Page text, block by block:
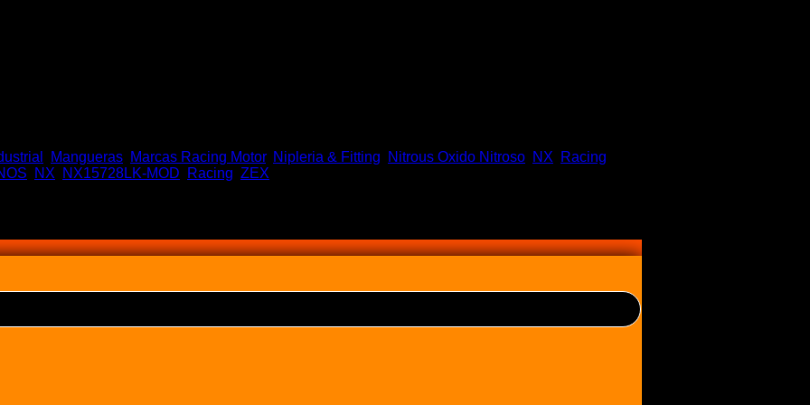
Mangueras Marcas Racing Motor, Nipleria & Fitting Nitrous Oxido Nitroso NX
Racing
NX NX15728LK-MOD Racing ZEX